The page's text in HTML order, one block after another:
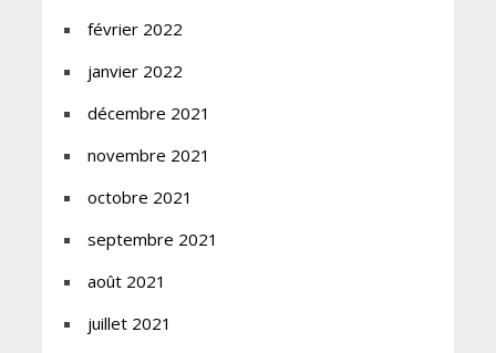
février 2022
janvier 2022
décembre 2021
novembre 2021
octobre 2021
septembre 2021
août 2021
juillet 2021